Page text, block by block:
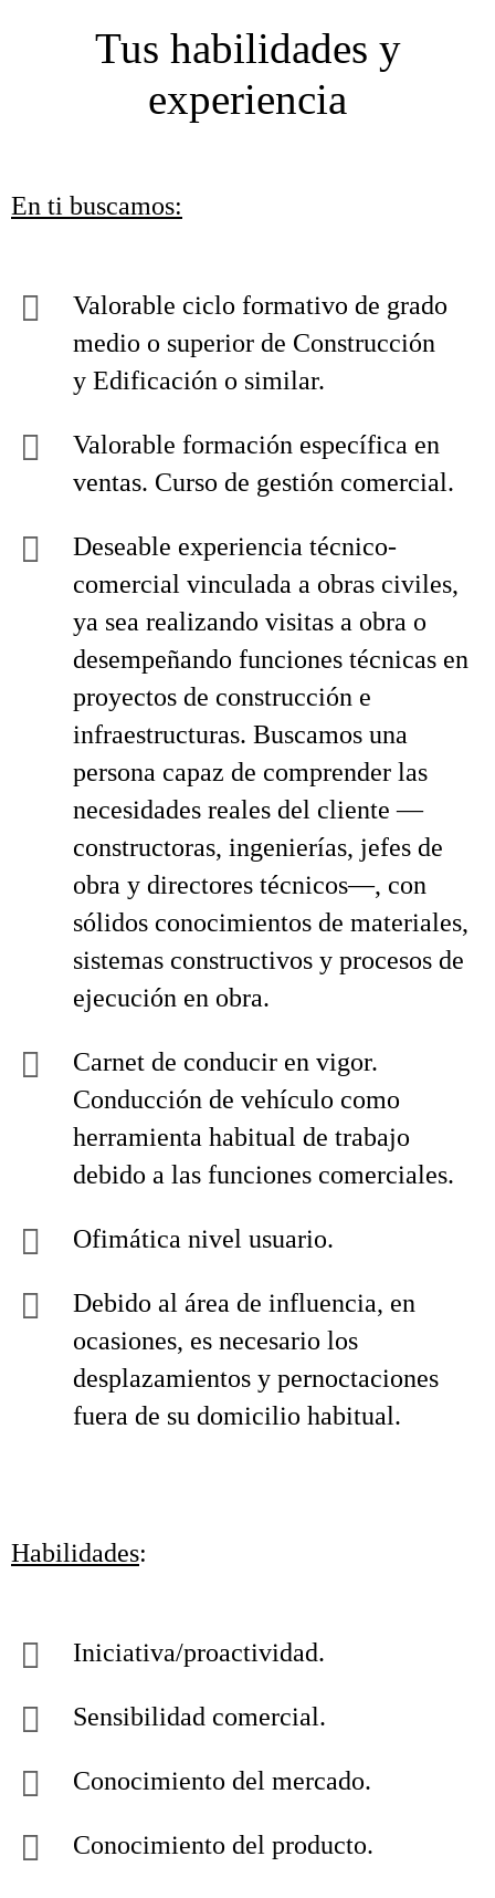
Tus habilidades y
experiencia
En ti buscamos:
Valorable ciclo formativo de grado
medio o superior de Construcción
y Edificación o similar.
Valorable formación específica en
ventas. Curso de gestión comercial.
Deseable experiencia técnico-
comercial vinculada a obras civiles,
ya sea realizando visitas a obra o
desempeñando funciones técnicas en
proyectos de construcción e
infraestructuras. Buscamos una
persona capaz de comprender las
necesidades reales del cliente —
constructoras, ingenierías, jefes de
obra y directores técnicos—, con
sólidos conocimientos de materiales,
sistemas constructivos y procesos de
ejecución en obra.
Carnet de conducir en vigor.
Conducción de vehículo como
herramienta habitual de trabajo
debido a las funciones comerciales.
Ofimática nivel usuario.
Debido al área de influencia, en
ocasiones, es necesario los
desplazamientos y pernoctaciones
fuera de su domicilio habitual.
Habilidades:
Iniciativa/proactividad.
Sensibilidad comercial.
Conocimiento del mercado.
Conocimiento del producto.